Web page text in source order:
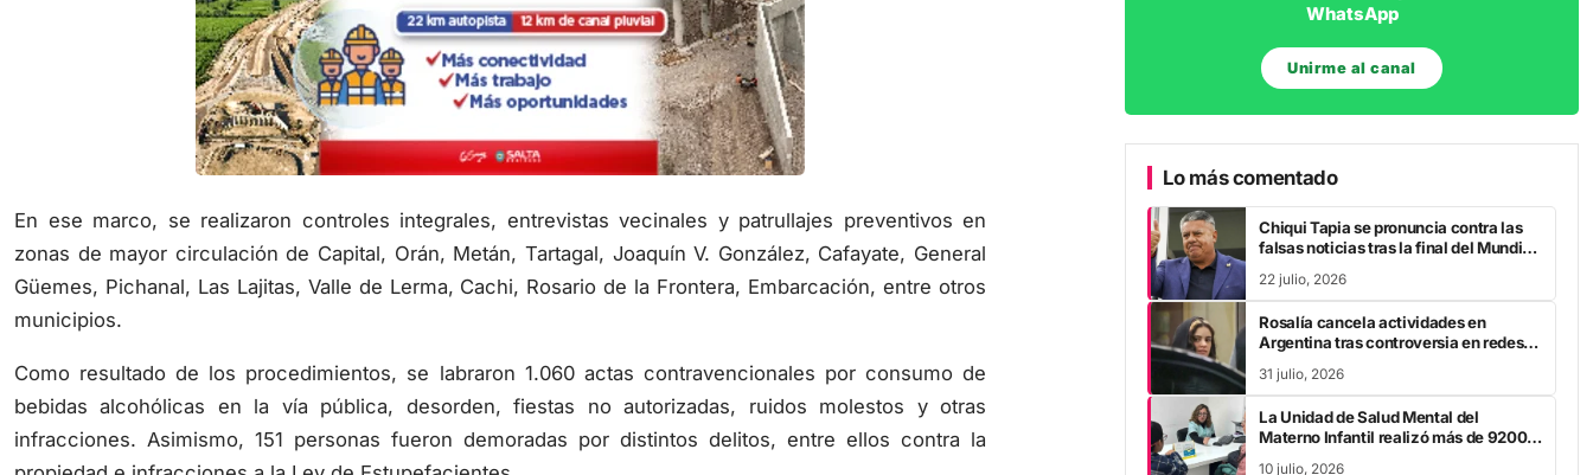
zonas de mayor circulación de Capital, Orán, Metán, Tartagal, Joaquín V. González, Cafayate, General
Güemes, Pichanal, Las Lajitas, Valle de Lerma, Cachi, Rosario de la Frontera, Embarcación, entre otros
municipios.
bebidas alcohólicas en la vía pública, desorden, fiestas no autorizadas, ruidos molestos y otras
infracciones. Asimismo, 151 personas fueron demoradas por distintos delitos, entre ellos contra la
propiedad e infracciones a la Ley de Estupefacientes.
Lo más comentado
falsas noticias tras la final del Mundial
2026
22 julio, 2026
Rosalía cancela actividades en
Argentina tras controversia en redes
sociales
31 julio, 2026
La Unidad de Salud Mental del
Materno Infantil realizó más de 9200
intervenciones entre enero y mayo
10 julio, 2026